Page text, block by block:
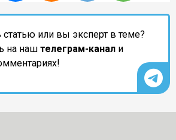
статью или вы эксперт в теме?
на наш телеграм-канал и